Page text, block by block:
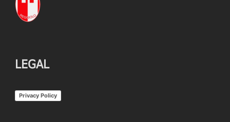
LEGAL
Privacy Policy